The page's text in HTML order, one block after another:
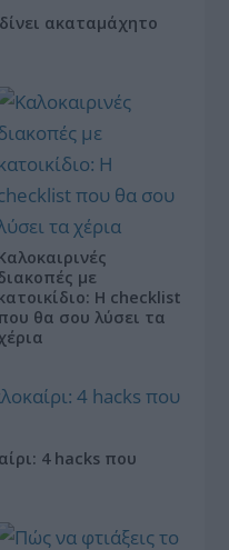
ακαταμάχητο
με
Η checklist
θα σου λύσει τα
4 hacks που